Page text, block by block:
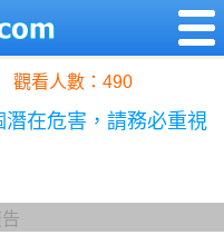
觀看人數：490
在危害，請務必重視